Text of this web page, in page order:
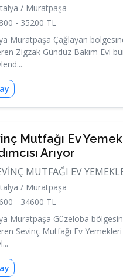
/ Muratpaşa
- 35200 TL
Muratpaşa Çağlayan
Zigzak Gündüz Bakım Evi
Mutfağı Ev
Arıyor
MUTFAĞI EV
/ Muratpaşa
- 34600 TL
Muratpaşa Güzeloba
Sevinç Mutfağı Ev